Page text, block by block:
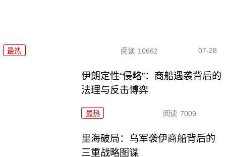
最热 阅读 10662 07-28
伊朗定性“侵略”：商船遇袭背后的
法理与反击博弈
最热 阅读 7009
里海破局：乌军袭伊商船背后的
三重战略图谋